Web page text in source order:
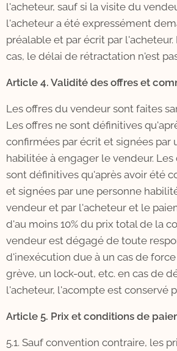
l'acheteur, sauf si la visite du
l'acheteur a été expressément
préalable et par écrit par l'acheteur.
cas, le délai de rétractation n'est
Article 4. Validité des offres et
Les offres du vendeur sont faites
Les offres ne sont définitives
confirmées par écrit et signées par
habilitée à engager le vendeur.
sont définitives qu'après avoir été
et signées par une personne
vendeur et par l'acheteur et le
d'au moins 10% du prix total de la
vendeur est dégagé de toute
d'inexécution due à un cas de
grève, un lock-out, etc. en cas de
l'acheteur, l'acompte est conservé
Article 5. Prix et conditions de
5.1. Sauf convention contraire, les